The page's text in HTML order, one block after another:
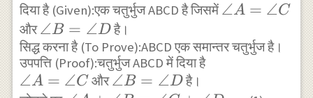
दिया है (Given):एक चतुर्भुज ABCD है जिसमें \angle
C
∠A = ∠C
और\angle
B=\angle
D
∠B = ∠D है।
सिद्ध करना है (To Prove):ABCD एक समान्तर चतुर्भुज है।
उपपत्ति (Proof):चतुर्भुज ABCD में दिया है
\angle
∠A = ∠C और\angle
∠B = ∠D है।